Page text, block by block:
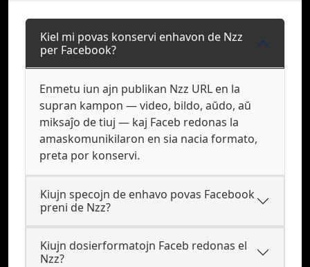
Kiel mi povas konservi enhavon de Nzz
per Facebook?
Enmetu iun ajn publikan Nzz URL en la
supran kampon — video, bildo, aŭdo, aŭ
miksaĵo de tiuj — kaj Faceb redonas la
amaskomunikilaron en sia nacia formato,
preta por konservi.
Kiujn specojn de enhavo povas Facebook
preni de Nzz?
Kiujn dosierformatojn Faceb redonas el
Nzz?